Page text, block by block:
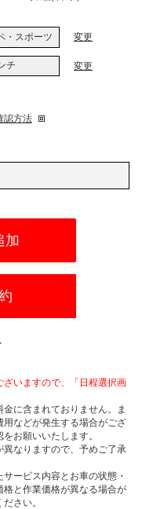
・スポーツ 変更
チ 変更
認方法
加
いますので、「日程選択画
に含まれておりません。ま
などが発生する場合がござ
お願いいたします。
なりますので、予めご了承
ービス内容とお車の状態・
と作業価格が異なる場合が
さい。